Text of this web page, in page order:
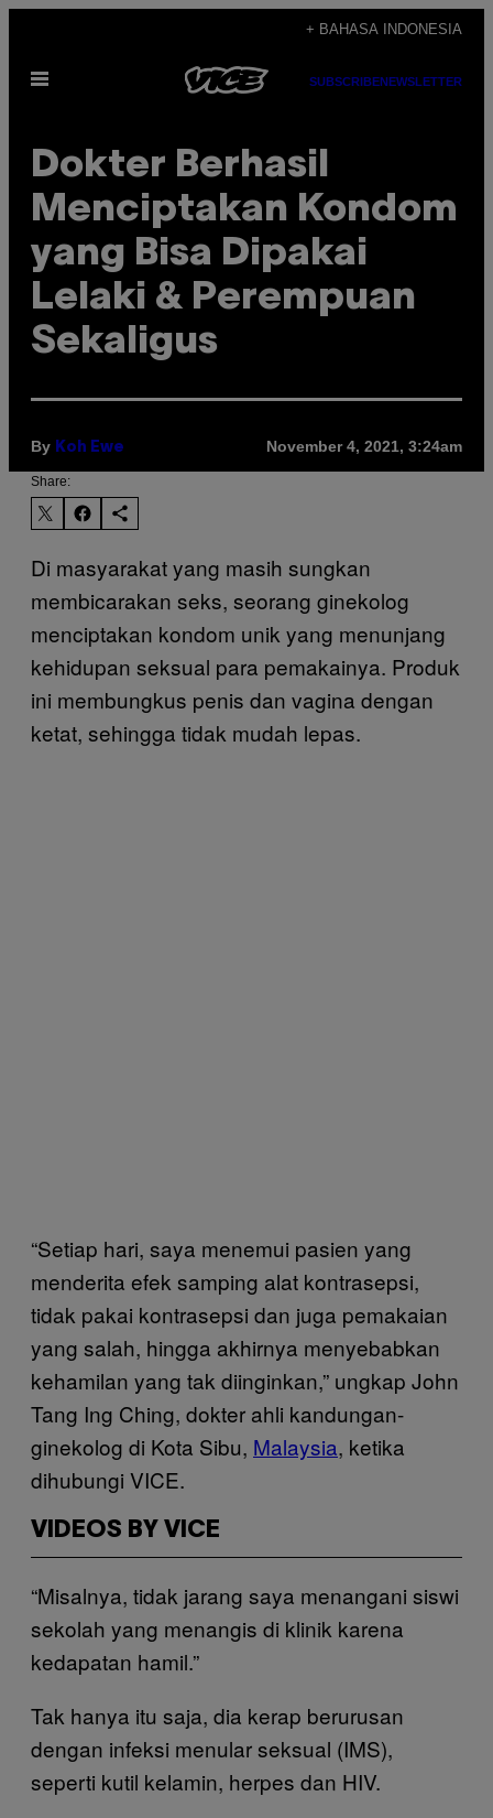
content
+ BAHASA INDONESIA
Open
SUBSCRIBENEWSLETTER
Dokter Berhasil
Menciptakan Kondom
yang Bisa Dipakai
Lelaki & Perempuan
Sekaligus
By Koh Ewe November 4, 2021, 3:24am
Share:
Di masyarakat yang masih sungkan
membicarakan seks, seorang ginekolog
menciptakan kondom unik yang menunjang
kehidupan seksual para pemakainya. Produk
ini membungkus penis dan vagina dengan
ketat, sehingga tidak mudah lepas.
“Setiap hari, saya menemui pasien yang
menderita efek samping alat kontrasepsi,
tidak pakai kontrasepsi dan juga pemakaian
yang salah, hingga akhirnya menyebabkan
kehamilan yang tak diinginkan,” ungkap John
Tang Ing Ching, dokter ahli kandungan-
ginekolog di Kota Sibu, Malaysia, ketika
dihubungi VICE.
VIDEOS BY VICE
“Misalnya, tidak jarang saya menangani siswi
sekolah yang menangis di klinik karena
kedapatan hamil.”
Tak hanya itu saja, dia kerap berurusan
dengan infeksi menular seksual (IMS),
seperti kutil kelamin, herpes dan HIV.